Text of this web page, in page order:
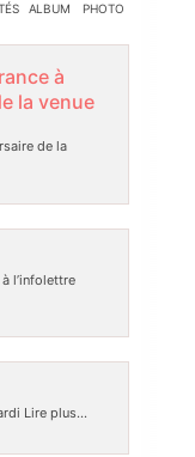
ALBUM PHOTO
à
la venue
de la
l’infolettre
Lire plus…